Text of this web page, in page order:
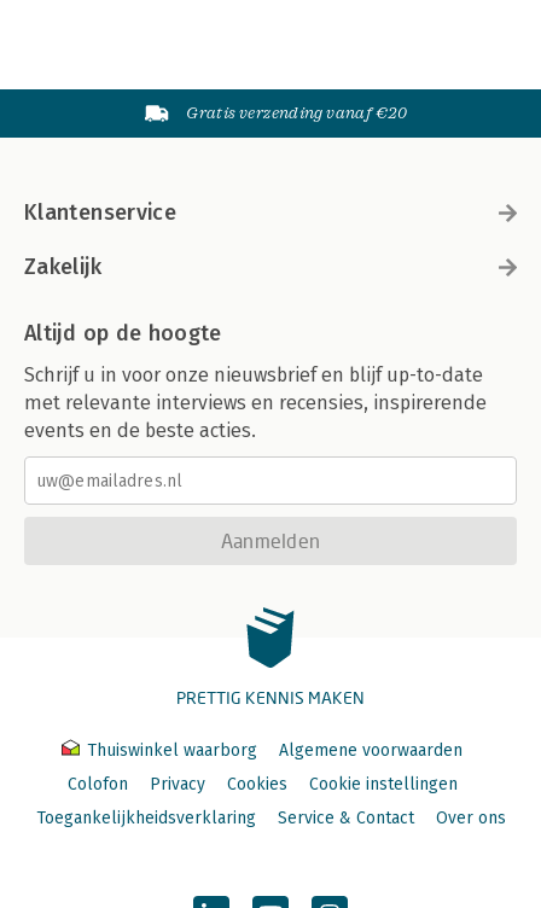
Gratis verzending vanaf €20
Klantenservice
Zakelijk
Altijd op de hoogte
Schrijf u in voor onze nieuwsbrief en blijf up-to-date
met relevante interviews en recensies, inspirerende
events en de beste acties.
Aanmelden
PRETTIG KENNIS MAKEN
Thuiswinkel waarborg
Algemene voorwaarden
Colofon
Privacy Cookies
Cookie instellingen
Toegankelijkheidsverklaring
Service & Contact Over ons